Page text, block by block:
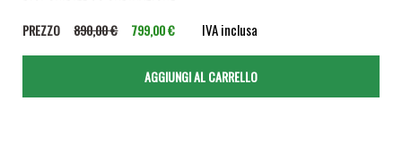
PREZZO 890,00 € 799,00 € IVA inclusa